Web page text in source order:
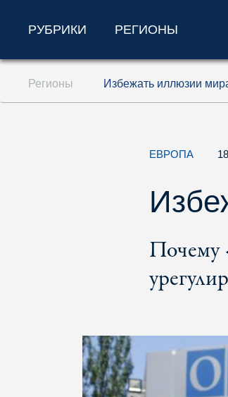
Перейти к содержанию
Перейти к поиску (ключ
РУБРИКИ РЕГИОНЫ
Регионы Избежать иллюзии
ЕВРОПА
Почему